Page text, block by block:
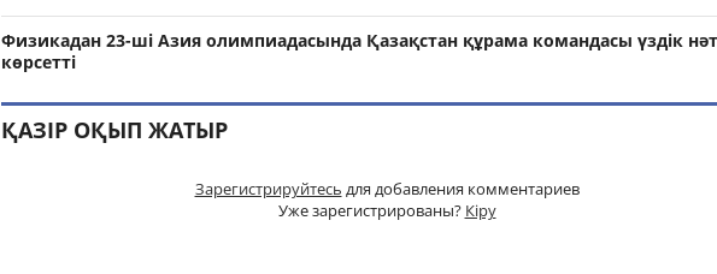
Физикадан 23-ші Азия олимпиадасында Қазақстан құрама командасы үздік
көрсетті
ҚАЗІР ОҚЫП ЖАТЫР
Зарегистрируйтесь для добавления комментариев
Уже зарегистрированы? Кіру